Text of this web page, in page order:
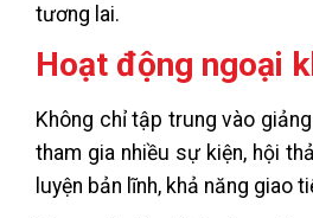
tương lai.
Hoạt động ngoại
Không chỉ tập trung vào
tham gia nhiều sự kiện, hội
luyện bản lĩnh, khả năng giao